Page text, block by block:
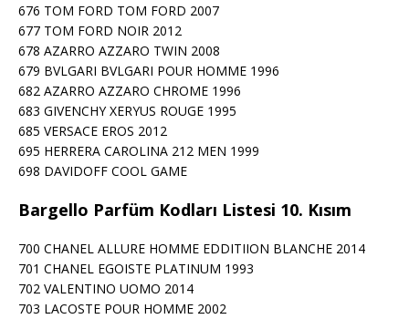
676 TOM FORD TOM FORD 2007
677 TOM FORD NOIR 2012
678 AZARRO AZZARO TWIN 2008
679 BVLGARI BVLGARI POUR HOMME 1996
682 AZARRO AZZARO CHROME 1996
683 GIVENCHY XERYUS ROUGE 1995
685 VERSACE EROS 2012
695 HERRERA CAROLINA 212 MEN 1999
698 DAVIDOFF COOL GAME
Bargello Parfüm Kodları Listesi 10. Kısım
700 CHANEL ALLURE HOMME EDDITIION BLANCHE 2014
701 CHANEL EGOISTE PLATINUM 1993
702 VALENTINO UOMO 2014
703 LACOSTE POUR HOMME 2002